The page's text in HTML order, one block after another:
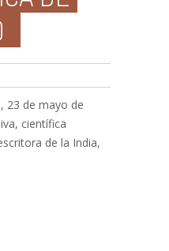
23 de mayo de
científica
de la India,